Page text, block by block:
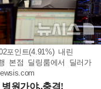
포인트(4.91%) 내린
본점 딜링룸에서 딜러가